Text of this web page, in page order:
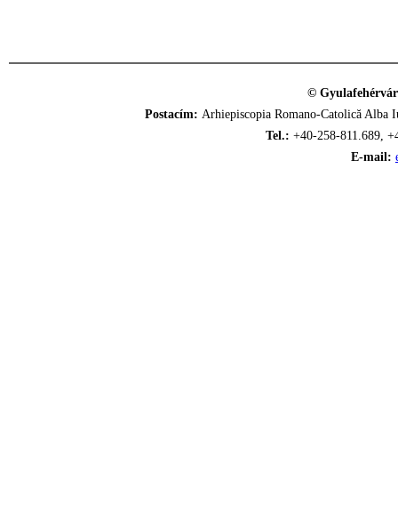
©
Postacím: Arhiepiscopia Romano-Catolică
Tel.: +40-258-811.689,
E-mail: